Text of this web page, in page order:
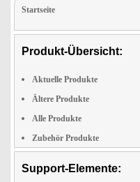
Startseite
Produkt-Übersicht:
Aktuelle Produkte
Ältere Produkte
Alle Produkte
Zubehör Produkte
Support-Elemente: